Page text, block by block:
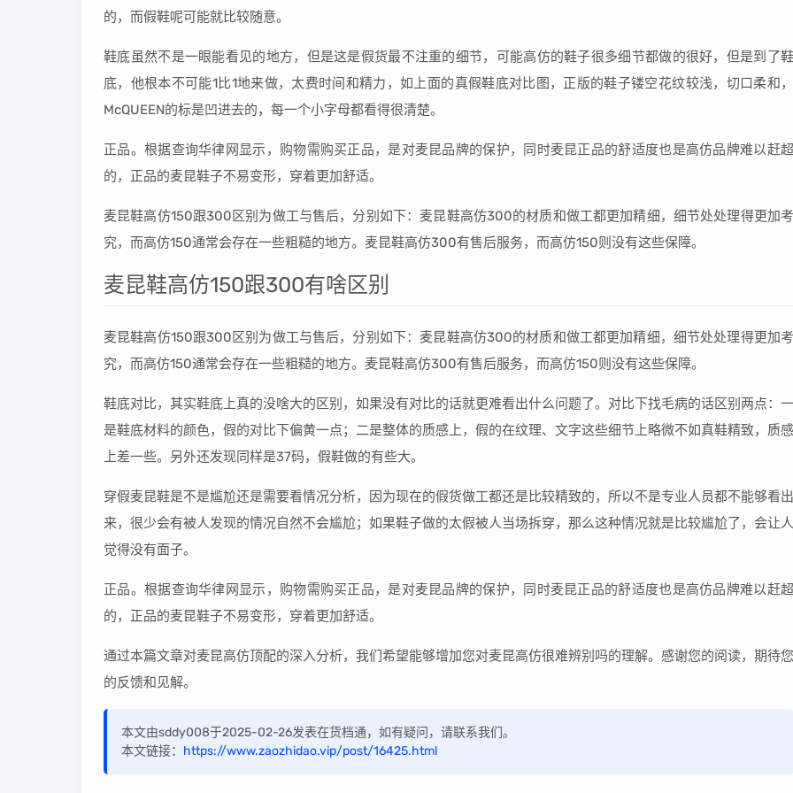
的，而假鞋呢可能就比较随意。
鞋底虽然不是一眼能看见的地方，但是这是假货最不注重的细节，可能高仿的鞋子很多细节都做的很好，但是到了鞋
底，他根本不可能1比1地来做，太费时间和精力，如上面的真假鞋底对比图，正版的鞋子镂空花纹较浅，切口柔和，
McQUEEN的标是凹进去的，每一个小字母都看得很清楚。
正品。根据查询华律网显示，购物需购买正品，是对麦昆品牌的保护，同时麦昆正品的舒适度也是高仿品牌难以赶超
的，正品的麦昆鞋子不易变形，穿着更加舒适。
麦昆鞋高仿150跟300区别为做工与售后，分别如下：麦昆鞋高仿300的材质和做工都更加精细，细节处处理得更加考
究，而高仿150通常会存在一些粗糙的地方。麦昆鞋高仿300有售后服务，而高仿150则没有这些保障。
麦昆鞋高仿150跟300有啥区别
麦昆鞋高仿150跟300区别为做工与售后，分别如下：麦昆鞋高仿300的材质和做工都更加精细，细节处处理得更加考
究，而高仿150通常会存在一些粗糙的地方。麦昆鞋高仿300有售后服务，而高仿150则没有这些保障。
鞋底对比，其实鞋底上真的没啥大的区别，如果没有对比的话就更难看出什么问题了。对比下找毛病的话区别两点：一
是鞋底材料的颜色，假的对比下偏黄一点；二是整体的质感上，假的在纹理、文字这些细节上略微不如真鞋精致，质感
上差一些。另外还发现同样是37码，假鞋做的有些大。
穿假麦昆鞋是不是尴尬还是需要看情况分析，因为现在的假货做工都还是比较精致的，所以不是专业人员都不能够看出
来，很少会有被人发现的情况自然不会尴尬；如果鞋子做的太假被人当场拆穿，那么这种情况就是比较尴尬了，会让人
觉得没有面子。
正品。根据查询华律网显示，购物需购买正品，是对麦昆品牌的保护，同时麦昆正品的舒适度也是高仿品牌难以赶超
的，正品的麦昆鞋子不易变形，穿着更加舒适。
通过本篇文章对麦昆高仿顶配的深入分析，我们希望能够增加您对麦昆高仿很难辨别吗的理解。感谢您的阅读，期待您
的反馈和见解。
本文由sddy008于2025-02-26发表在货档通，如有疑问，请联系我们。
本文链接： https://www.zaozhidao.vip/post/16425.html